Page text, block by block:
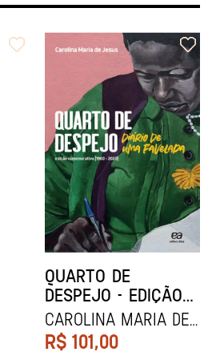
QUARTO DE
DESPEJO - EDIÇÃO
COMEMORATIVA
Carolina Maria de
Jesus
R$ 101,00